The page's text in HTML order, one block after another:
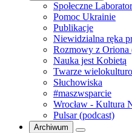
Społeczne
Pomoc Ukrainie
Publikacje
Niewidzialna ręka
Rozmowy z Oriona
Nauka jest Kobietą
Twarze
Słuchowiska
#maszwsparcie
Wrocław - Kultura
Pulsar (podcast)
Archiwum